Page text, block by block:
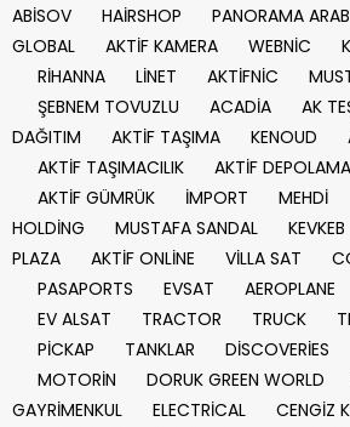
ABİSOV
HAİRSHOP PANORAMA
GLOBAL
AKTİF KAMERA WEBNİC
RİHANNA
LİNET AKTİFNİC
ŞEBNEM TOVUZLU
ACADİA AK
DAĞITIM
AKTİF TAŞIMA KENOUD
AKTİF TAŞIMACILIK
AKTİF DEPOLAMA
AKTİF GÜMRÜK
İMPORT MEHDİ
HOLDİNG
MUSTAFA SANDAL KEVKEB
PLAZA
AKTİF ONLİNE VİLLA SAT
PASAPORTS
EVSAT AEROPLANE
EV ALSAT
TRACTOR TRUCK
PİCKAP
TANKLAR DİSCOVERİES
MOTORİN
DORUK GREEN WORLD
GAYRİMENKUL
ELECTRİCAL
CENGİZ